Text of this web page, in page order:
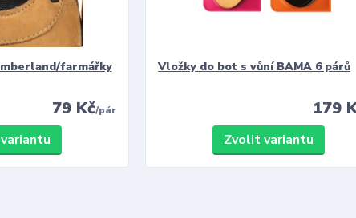
farmářky
79 Kč/pár
Vložky do bot s vůní BAMA 6 párů
179
Zvolit variantu